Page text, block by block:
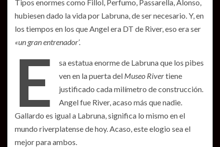
Tipos enormes como Fillol, Perfumo, Passarella, Alonso,
hubiesen dado la vida por Labruna, de ser necesario. Y, en
los tiempos en los que Angel era DT de River, eso era ser
«un gran entrenador’.
E
sa estatua enorme de Labruna que los pibes
ven en la puerta del Museo Rivertiene
justificado cada milímetro de construcción.
Angel fue River, acaso más que nadie.
Gallardo es igual a Labruna, significa lo mismo en el
mundo riverplatense de hoy. Acaso, este elogio sea el
mejor para ambos.